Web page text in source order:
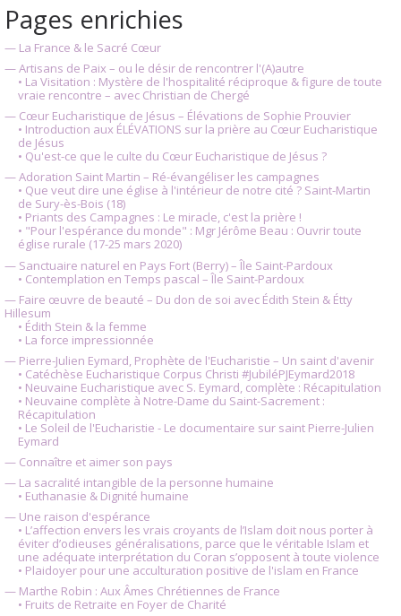
Pages enrichies
— La France & le Sacré Cœur
— Artisans de Paix – ou le désir de rencontrer l'(A)autre
• La Visitation : Mystère de l'hospitalité réciproque & figure de toute
vraie rencontre – avec Christian de Chergé
— Cœur Eucharistique de Jésus – Élévations de Sophie Prouvier
• Introduction aux ÉLÉVATIONS sur la prière au Cœur Eucharistique
de Jésus
• Qu'est-ce que le culte du Cœur Eucharistique de Jésus ?
— Adoration Saint Martin – Ré-évangéliser les campagnes
• Que veut dire une église à l'intérieur de notre cité ? Saint-Martin
de Sury-ès-Bois (18)
• Priants des Campagnes : Le miracle, c'est la prière !
• "Pour l'espérance du monde" : Mgr Jérôme Beau : Ouvrir toute
église rurale (17-25 mars 2020)
— Sanctuaire naturel en Pays Fort (Berry) – Île Saint-Pardoux
• Contemplation en Temps pascal – Île Saint-Pardoux
— Faire œuvre de beauté – Du don de soi avec Édith Stein & Étty
Hillesum
• Édith Stein & la femme
• La force impressionnée
— Pierre-Julien Eymard, Prophète de l'Eucharistie – Un saint d'avenir
• Catéchèse Eucharistique Corpus Christi #JubiléPJEymard2018
• Neuvaine Eucharistique avec S. Eymard, complète : Récapitulation
• Neuvaine complète à Notre-Dame du Saint-Sacrement :
Récapitulation
• Le Soleil de l'Eucharistie - Le documentaire sur saint Pierre-Julien
Eymard
— Connaître et aimer son pays
— La sacralité intangible de la personne humaine
• Euthanasie & Dignité humaine
— Une raison d'espérance
• L’affection envers les vrais croyants de l’Islam doit nous porter à
éviter d’odieuses généralisations, parce que le véritable Islam et
une adéquate interprétation du Coran s’opposent à toute violence
• Plaidoyer pour une acculturation positive de l'islam en France
— Marthe Robin : Aux Âmes Chrétiennes de France
• Fruits de Retraite en Foyer de Charité